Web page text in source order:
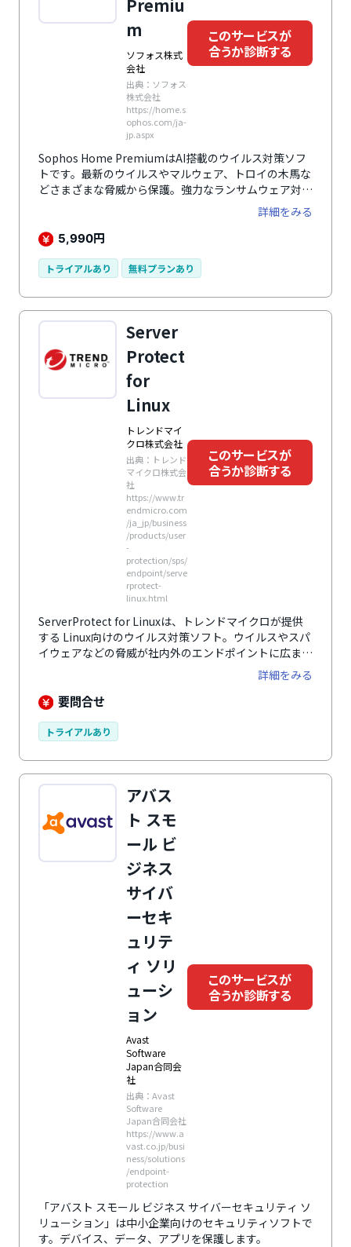
Premiu
m
ソフォス株式
会社
出典：ソフォス
株式会社
https://home.s
ophos.com/ja-
jp.aspx
このサービスが
合うか診断する
Sophos Home PremiumはAI搭載のウイルス対策ソフ
トです。最新のウイルスやマルウェア、トロイの木馬な
どさまざまな脅威から保護。強力なランサムウェア対策
詳細をみる
5,990円
トライアルあり 無料プランあり
Server
Protect
for
Linux
トレンドマイ
クロ株式会社
出典：トレンド
マイクロ株式会
社
https://www.tr
endmicro.com
/ja_jp/business
/products/user
-
protection/sps/
endpoint/serve
rprotect-
linux.html
このサービスが
合うか診断する
ServerProtect for Linuxは、トレンドマイクロが提供
する Linux向けのウイルス対策ソフト。ウイルスやスパ
イウェアなどの脅威が社内外のエンドポイントに広まる
ことを防ぎます。直感的なwebコンソールによる、ウイ
ルス・不正プログラム検索、パターンファイルの更新な
どの一元管理も可能。
詳細をみる
要問合せ
トライアルあり
アバス
ト スモ
ール ビ
ジネス
サイバ
ーセキ
ュリテ
ィ ソリ
ューシ
ョン
Avast
Software
Japan合同会
社
出典：Avast
Software
Japan合同会社
https://www.a
vast.co.jp/busi
ness/solutions
/endpoint-
protection
このサービスが
合うか診断する
「アバスト スモール ビジネス サイバーセキュリティ ソ
リューション」は中小企業向けのセキュリティソフトで
す。デバイス、データ、アプリを保護します。